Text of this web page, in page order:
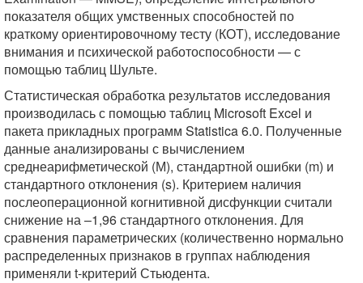
показателя общих умственных способностей по
краткому ориентировочному тесту (КОТ), исследование
внимания и психической работоспособности — с
помощью таблиц Шульте.
Статистическая обработка результатов исследования
производилась с помощью таблиц Microsoft Excel и
пакета прикладных программ Statistica 6.0. Полученные
данные анализированы с вычислением
среднеарифметической (М), стандартной ошибки (m) и
стандартного отклонения (s). Критерием наличия
послеоперационной когнитивной дисфункции считали
снижение на –1,96 стандартного отклонения. Для
сравнения параметрических (количественно нормально
распределенных признаков в группах наблюдения
применяли t-критерий Стьюдента.